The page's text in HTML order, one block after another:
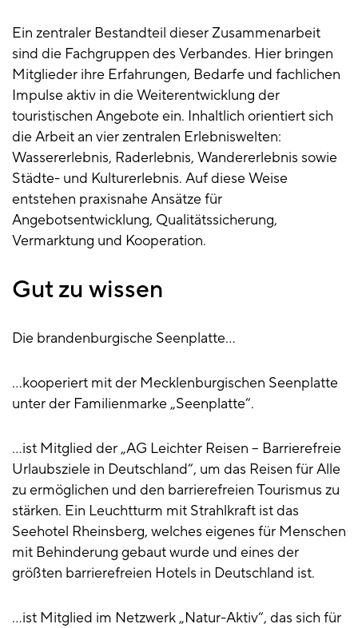
Ein zentraler Bestandteil dieser Zusammenarbeit
sind die Fachgruppen des Verbandes. Hier bringen
Mitglieder ihre Erfahrungen, Bedarfe und fachlichen
Impulse aktiv in die Weiterentwicklung der
touristischen Angebote ein. Inhaltlich orientiert sich
die Arbeit an vier zentralen Erlebniswelten:
Wassererlebnis, Raderlebnis, Wandererlebnis sowie
Städte- und Kulturerlebnis. Auf diese Weise
entstehen praxisnahe Ansätze für
Angebotsentwicklung, Qualitätssicherung,
Vermarktung und Kooperation.
Gut zu wissen
Die brandenburgische Seenplatte…
…kooperiert mit der Mecklenburgischen Seenplatte
unter der Familienmarke „Seenplatte“.
…ist Mitglied der „AG Leichter Reisen – Barrierefreie
Urlaubsziele in Deutschland“, um das Reisen für Alle
zu ermöglichen und den barrierefreien Tourismus zu
stärken. Ein Leuchtturm mit Strahlkraft ist das
Seehotel Rheinsberg, welches eigenes für Menschen
mit Behinderung gebaut wurde und eines der
größten barrierefreien Hotels in Deutschland ist.
…ist Mitglied im Netzwerk „Natur-Aktiv“, das sich für